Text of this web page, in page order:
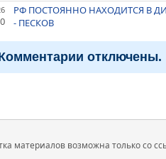
РФ ПОСТОЯННО НАХОДИТСЯ В
- ПЕСКОВ
отключены.
материалов возможна только со